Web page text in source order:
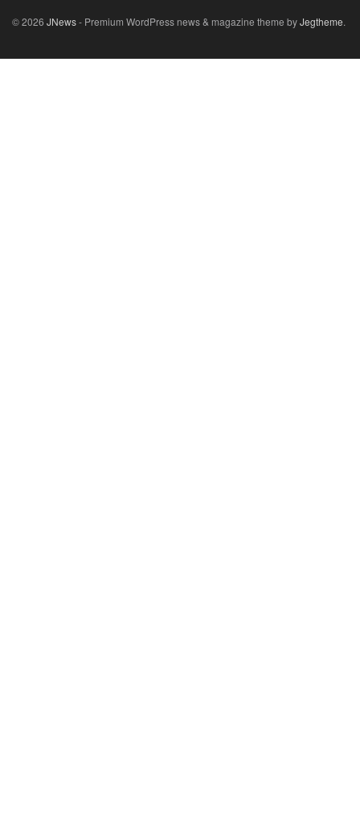
© 2026 JNews- Premium WordPress news & magazine theme byJegtheme.